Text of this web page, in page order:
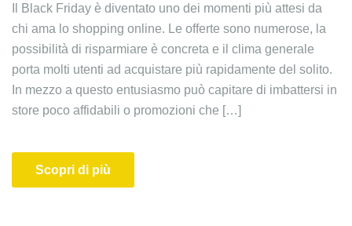
Il Black Friday è diventato uno dei momenti più attesi da
chi ama lo shopping online. Le offerte sono numerose, la
possibilità di risparmiare è concreta e il clima generale
porta molti utenti ad acquistare più rapidamente del solito.
In mezzo a questo entusiasmo può capitare di imbattersi in
store poco affidabili o promozioni che […]
Scopri di più